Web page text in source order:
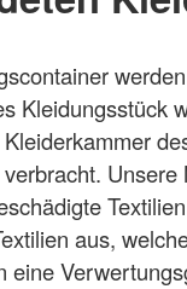
Kleidungsstück
Unsere
aus,
eine